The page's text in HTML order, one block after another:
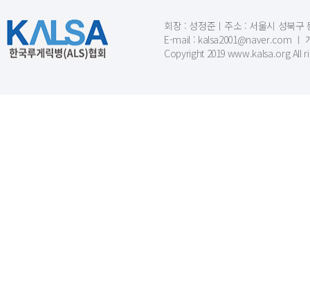
회장 : 성정준ㅣ주소 : 서울시 성북구
E-mail : kalsa2001@naver.com ㅣ
Copyright 2019 www.kalsa.org All